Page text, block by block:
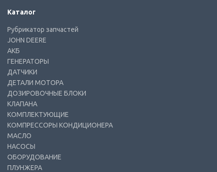
Каталог
Рубрикатор запчастей
JOHN DEERE
АКБ
ГЕНЕРАТОРЫ
ДАТЧИКИ
ДЕТАЛИ МОТОРА
ДОЗИРОВОЧНЫЕ БЛОКИ
КЛАПАНА
КОМПЛЕКТУЮЩИЕ
КОМПРЕССОРЫ КОНДИЦИОНЕРА
МАСЛО
НАСОСЫ
ОБОРУДОВАНИЕ
ПЛУНЖЕРА